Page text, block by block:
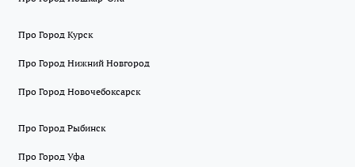
Про Город Курск
Про Город Нижний Новгород
Про Город Новочебоксарск
Про Город Рыбинск
Про Город Уфа